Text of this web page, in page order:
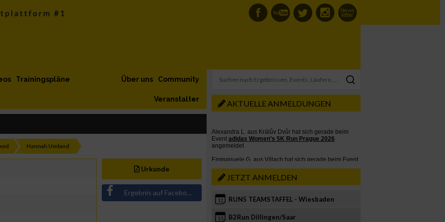
Trainingspläne Community
Über uns
Veranstalter
Hannah Umland
Urkunde
Ergebnis auf Facebook teilen
AKTUELLE ANMELDUNGEN
JETZT ANMELDEN
12 RUN5 TEAMSTAFFEL - Wiesbaden
13 B2Run Dillingen/Saar